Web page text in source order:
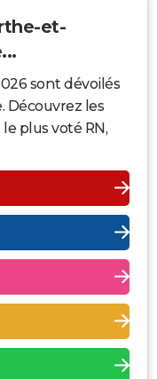
et-
sont dévoilés
Découvrez les
plus voté RN,